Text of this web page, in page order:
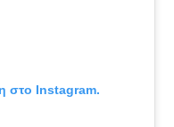
στο Instagram.